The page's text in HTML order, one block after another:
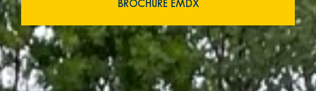
BROCHURE EMDX